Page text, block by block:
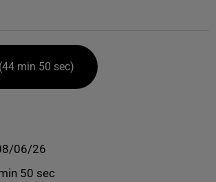
min 50 sec)
06/26
50 sec